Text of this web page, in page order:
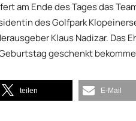
am Ende des Tages das
des Golfpark
Klaus Nadizar. Das
geschenkt
teilen E-Mail